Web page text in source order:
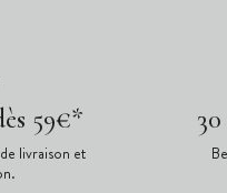
59€*
livraison et